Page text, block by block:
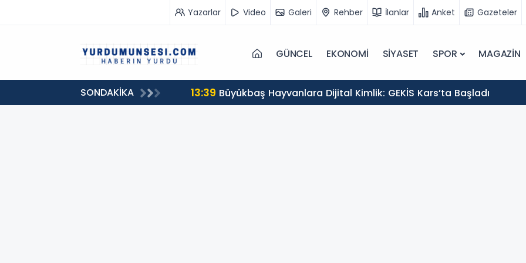
Yazarlar Video Galeri Rehber İlanlar Anket Gazeteler
GÜNCEL EKONOMİ SİYASET SPOR MAGAZİN
SONDAKİKA
milyon 549 bin 594 TL. bağış 13:39 Büyükbaş Hayvanlara Dijital Kimlik: GEKİS Kars’ta Başladı